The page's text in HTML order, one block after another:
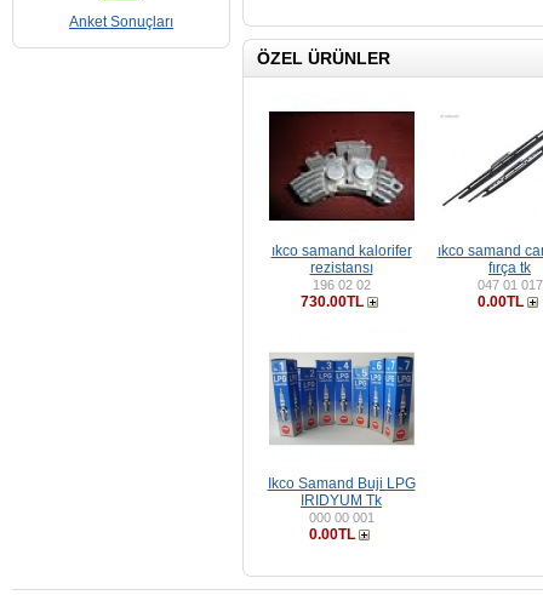
Anket Sonuçları
ÖZEL ÜRÜNLER
ıkco samand kalorifer
rezistansı
196 02 02
730.00TL
ıkco samand
fırça tk
047 01 017
0.00TL
Ikco Samand Buji LPG
IRIDYUM Tk
000 00 001
0.00TL